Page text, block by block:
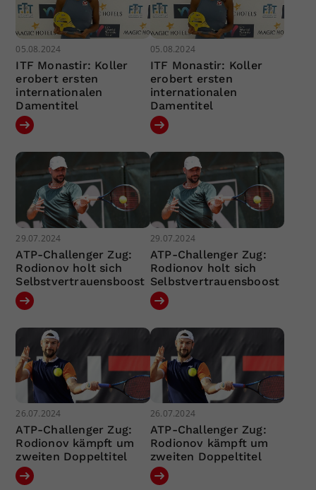
05.08.2024
ITF Monastir: Koller
erobert ersten
internationalen
Damentitel
05.08.2024
ITF Monastir: Koller
erobert ersten
internationalen
Damentitel
29.07.2024
ATP-Challenger Zug:
Rodionov holt sich
Selbstvertrauensboost
29.07.2024
ATP-Challenger Zug:
Rodionov holt sich
Selbstvertrauensboost
26.07.2024
ATP-Challenger Zug:
Rodionov kämpft um
zweiten Doppeltitel
26.07.2024
ATP-Challenger Zug:
Rodionov kämpft um
zweiten Doppeltitel